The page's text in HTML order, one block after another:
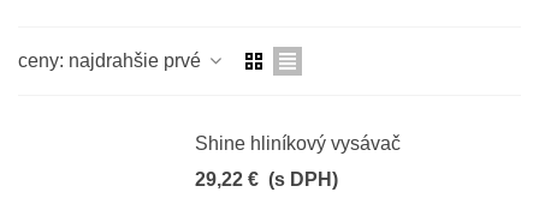
ceny: najdrahšie prvé
Shine hliníkový vysávač
29,22 € (s DPH)